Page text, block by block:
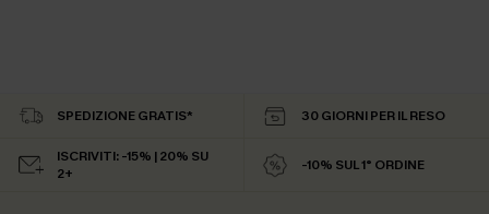
SPEDIZIONE GRATIS* 30 GIORNI PER IL RESO
ISCRIVITI: -15% | 20% SU
2+
-10% SUL 1° ORDINE